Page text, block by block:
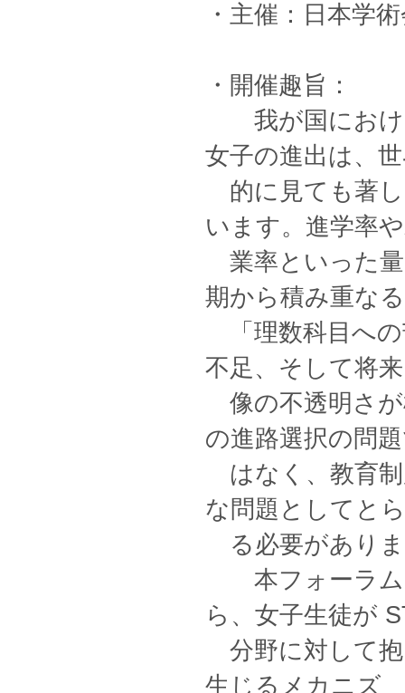
・主催：日本学
・開催趣旨：
我が国におけ
女子の進出は、
的に見ても著し
います。進学率
業率といった量
期から積み重なる
「理数科目への
不足、そして将来
像の不透明さ
の進路選択の問
はなく、教育制
な問題としてと
る必要があり
本フォーラム
ら、女子生徒が
分野に対して抱
生じるメカニズ